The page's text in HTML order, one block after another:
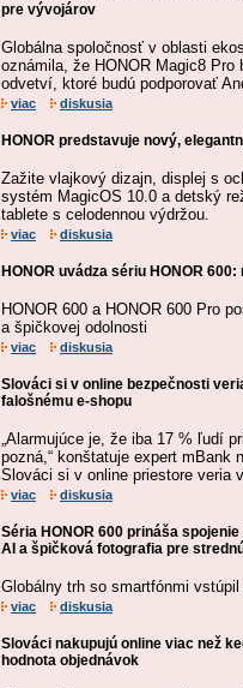
pre vývojárov
Globálna spoločnosť v oblasti
oznámila, že HONOR Magic8
odvetví, ktoré budú podporovať
viac diskusia
HONOR predstavuje nový,
Zažite vlajkový dizajn, displej s
systém MagicOS 10.0 a detský
tablete s celodennou výdržou.
viac diskusia
HONOR uvádza sériu HONOR
HONOR 600 a HONOR 600 Pro
a špičkovej odolnosti
viac diskusia
Slováci si v online bezpečnosti
falošnému e-shopu
„Alarmujúce je, že iba 17 % ľudí
pozná,“ konštatuje expert mBank
Slováci si v online priestore veria
viac diskusia
Séria HONOR 600 prináša
AI a špičková fotografia pre
Globálny trh so smartfónmi
viac diskusia
Slováci nakupujú online viac než
hodnota objednávok